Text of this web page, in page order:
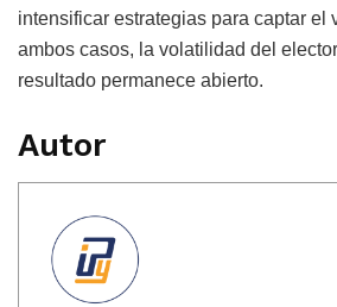
intensificar estrategias para captar el
ambos casos, la volatilidad del
resultado permanece abierto.
Autor